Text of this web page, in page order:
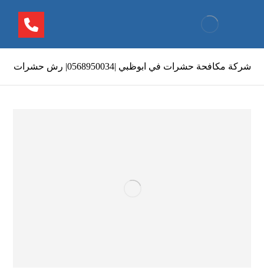
شركة مكافحة حشرات في ابوظبي |0568950034| رش حشرات